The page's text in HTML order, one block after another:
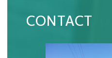
CONTACT